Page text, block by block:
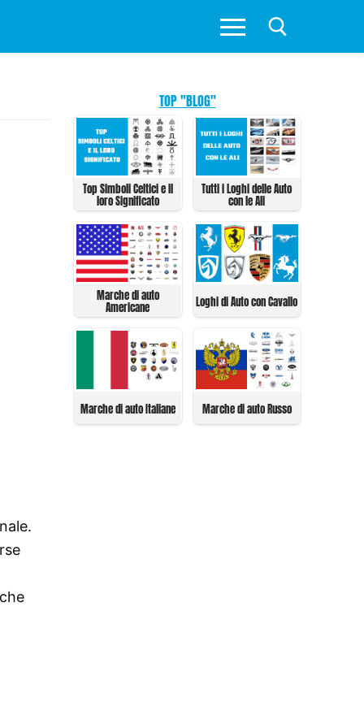
TOP "BLOG"
Top Simboli Celtici e il
loro Significato
Tutti i Loghi delle Auto
con le Ali
Marche di auto
Americane Loghi di Auto con Cavallo
Marche di auto Italiane Marche di auto Russo